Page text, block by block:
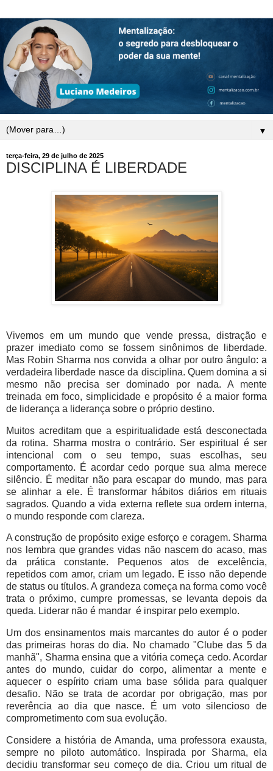
▼
terça-feira, 29 de julho de 2025
DISCIPLINA É LIBERDADE
Vivemos em um mundo que vende pressa, distração e
prazer imediato como se fossem sinônimos de liberdade.
Mas Robin Sharma nos convida a olhar por outro ângulo: a
verdadeira liberdade nasce da disciplina. Quem domina a si
mesmo não precisa ser dominado por nada. A mente
treinada em foco, simplicidade e propósito é a maior forma
de liderança a liderança sobre o próprio destino.
Muitos acreditam que a espiritualidade está desconectada
da rotina. Sharma mostra o contrário. Ser espiritual é ser
intencional com o seu tempo, suas escolhas, seu
comportamento. É acordar cedo porque sua alma merece
silêncio. É meditar não para escapar do mundo, mas para
se alinhar a ele. É transformar hábitos diários em rituais
sagrados. Quando a vida externa reflete sua ordem interna,
o mundo responde com clareza.
A construção de propósito exige esforço e coragem. Sharma
nos lembra que grandes vidas não nascem do acaso, mas
da prática constante. Pequenos atos de excelência,
repetidos com amor, criam um legado. E isso não depende
de status ou títulos. A grandeza começa na forma como você
trata o próximo, cumpre promessas, se levanta depois da
queda. Liderar não é mandar é inspirar pelo exemplo.
Um dos ensinamentos mais marcantes do autor é o poder
das primeiras horas do dia. No chamado "Clube das 5 da
manhã", Sharma ensina que a vitória começa cedo. Acordar
antes do mundo, cuidar do corpo, alimentar a mente e
aquecer o espírito criam uma base sólida para qualquer
desafio. Não se trata de acordar por obrigação, mas por
reverência ao dia que nasce. É um voto silencioso de
comprometimento com sua evolução.
Considere a história de Amanda, uma professora exausta,
sempre no piloto automático. Inspirada por Sharma, ela
decidiu transformar seu começo de dia. Criou um ritual de